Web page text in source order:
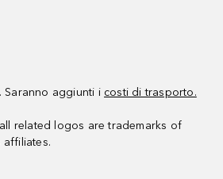
Saranno aggiunti i costi di trasporto.
related logos are trademarks of
affiliates.